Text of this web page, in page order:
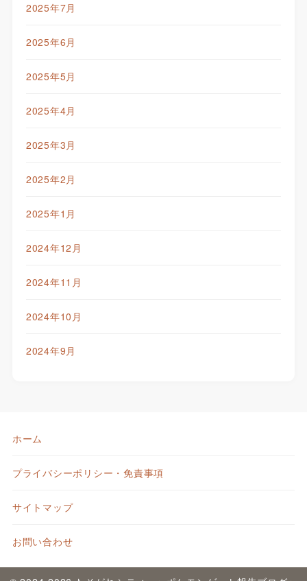
2025年7月
2025年6月
2025年5月
2025年4月
2025年3月
2025年2月
2025年1月
2024年12月
2024年11月
2024年10月
2024年9月
ホーム
プライバシーポリシー・免責事項
サイトマップ
お問い合わせ